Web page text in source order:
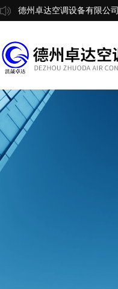
德州卓达空调设备有限公司